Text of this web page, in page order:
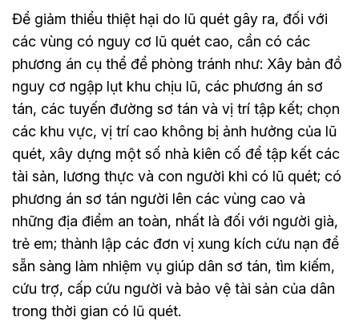
Để giảm thiểu thiệt hại do lũ quét gây ra, đối với
các vùng có nguy cơ lũ quét cao, cần có các
phương án cụ thể để phòng tránh như: Xây bản đồ
nguy cơ ngập lụt khu chịu lũ, các phương án sơ
tán, các tuyến đường sơ tán và vị trí tập kết; chọn
các khu vực, vị trí cao không bị ảnh hưởng của lũ
quét, xây dựng một số nhà kiên cố để tập kết các
tài sản, lương thực và con người khi có lũ quét; có
phương án sơ tán người lên các vùng cao và
những địa điểm an toàn, nhất là đối với người già,
trẻ em; thành lập các đơn vị xung kích cứu nạn để
sẵn sàng làm nhiệm vụ giúp dân sơ tán, tìm kiếm,
cứu trợ, cấp cứu người và bảo vệ tài sản của dân
trong thời gian có lũ quét.